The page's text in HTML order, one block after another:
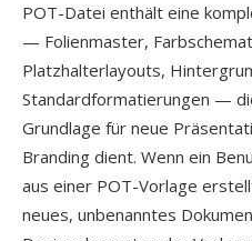
POT-Datei enthält eine
— Folienmaster,
Platzhalterlayouts,
Standardformatierungen —
Grundlage für neue
Branding dient. Wenn ein
aus einer POT-Vorlage
neues, unbenanntes